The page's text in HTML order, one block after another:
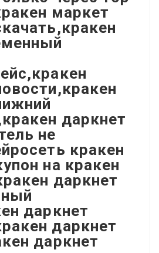
маркет
даркнет
не
кракен
на кракен
даркнет
даркнет
даркнет
даркнет